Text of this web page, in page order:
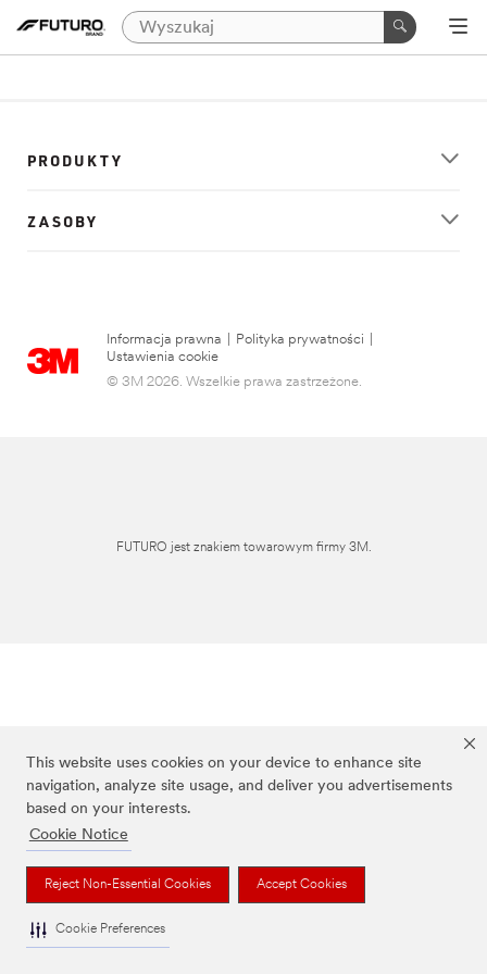
This website uses cookies on your device to enhance site
navigation, analyze site usage, and deliver you advertisements
based on your interests.
Cookie Notice
Reject Non-Essential Cookies Accept Cookies
Cookie Preferences
PRODUKTY
ZASOBY
Informacja prawna Polityka prywatności
Ustawienia cookie
© 3M 2026. Wszelkie prawa zastrzeżone.
FUTURO jest znakiem towarowym firmy 3M.